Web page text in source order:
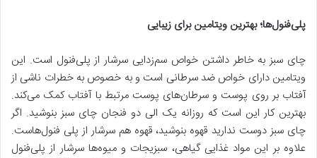
پلیفنولها؛ بهترین ویتامین برای زیبایی
چای سبز به خاطر داشتن خواص سم‌زدایی سرشار از پلی‌فنول است. این
ویتامین دارای خواص ضد سرطانی است و به خصوص به خطرات ناشی از
آفتاب بر روی پوست و سرطان‌های پوست مرتبط با آفتاب کمک می‌کند.
بهترین کار این است که روزانه یک الی دو فنجان چای سبز بنوشید. اگر
چای سبز دوست ندارید قهوه بنوشید، قهوه هم سرشار از پلی فنول‌هاست.
علاوه بر این مواد غذایی گیاهی، سبزیجات و میوه‌ها سرشار از پلی‌فنول